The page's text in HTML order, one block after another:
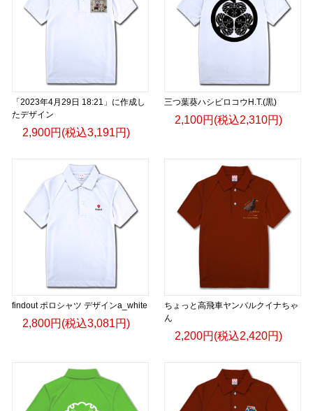
「2023年4月29日 18:21」に作成し
たデザイン
2,900円(税込3,191円)
三つ葉葵ハシビロコウH.T.(黒)
2,100円(税込2,310円)
findout ポロシャツ デザインa_white
2,800円(税込3,081円)
ちょっと高飛車ヤンバルクイナちゃ
ん
2,200円(税込2,420円)